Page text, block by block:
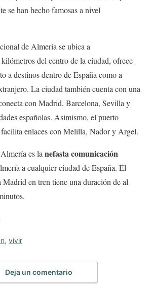
se han hecho famosas a nivel
de Almería se ubica a
del centro de la ciudad, ofrece
a destinos dentro de España como a
La ciudad también cuenta con una
con Madrid, Barcelona, Sevilla y
españolas. Asimismo, el puerto
enlaces con Melilla, Nador y Argel.
es lanefasta comunicación
a cualquier ciudad de España. El
en tren tiene una duración de al
, vivir
Deja un comentario